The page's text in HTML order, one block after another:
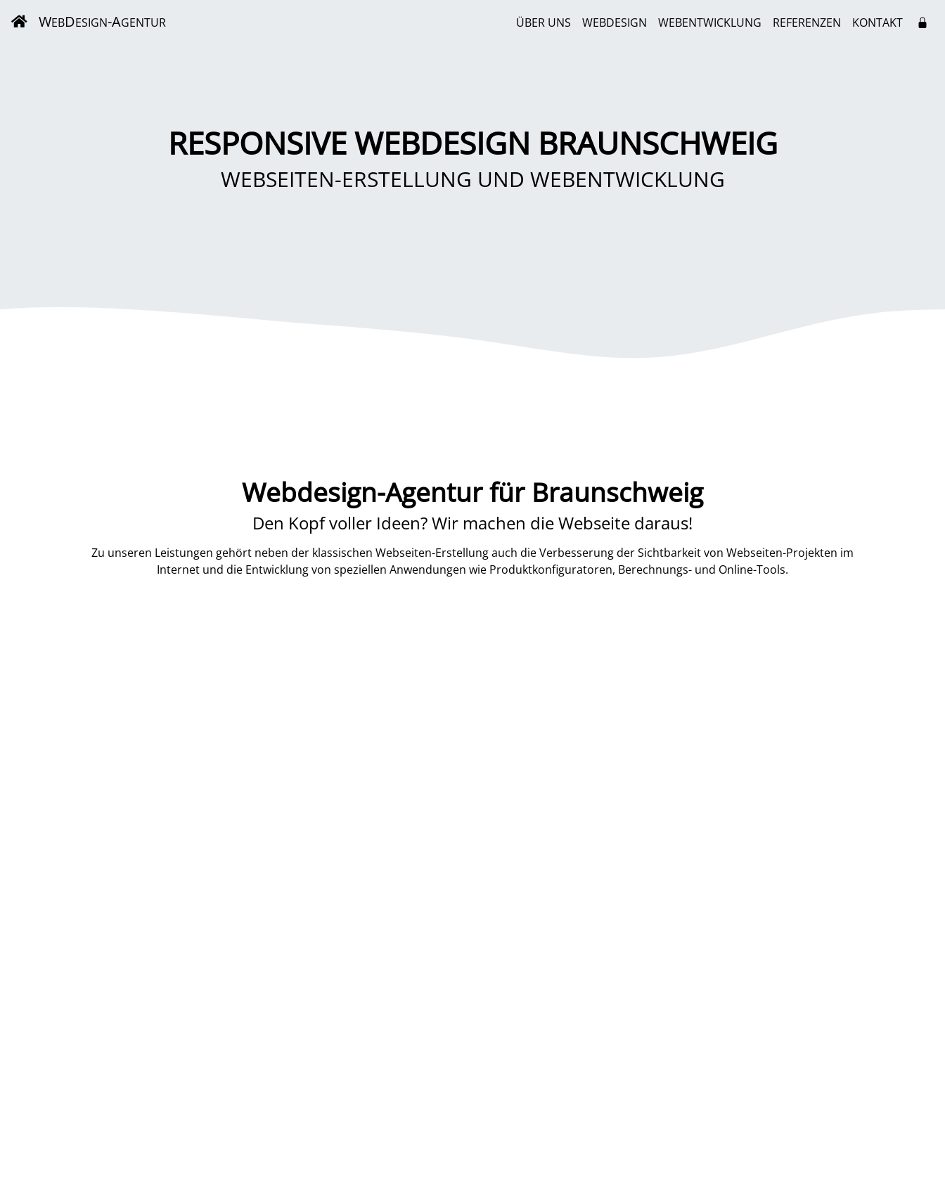
WEBDESIGN-AGENTUR ÜBER UNS WEBDESIGN WEBENTWICKLUNG REFERENZEN KONTAKT
RESPONSIVE WEBDESIGN BRAUNSCHWEIG
WEBSEITEN-ERSTELLUNG UND WEBENTWICKLUNG
Webdesign-Agentur für Braunschweig
Den Kopf voller Ideen? Wir machen die Webseite daraus!
Zu unseren Leistungen gehört neben der klassischen Webseiten-Erstellung auch die Verbesserung der Sichtbarkeit von Webseiten-Projekten im
Internet und die Entwicklung von speziellen Anwendungen wie Produktkonfiguratoren, Berechnungs- und Online-Tools.